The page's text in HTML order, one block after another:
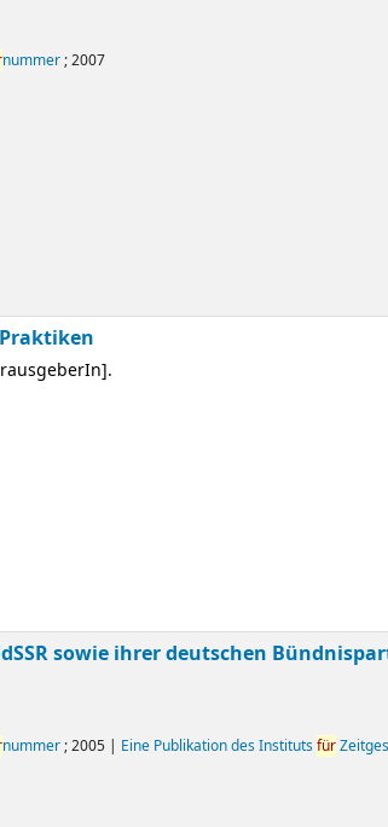
nummer; 2007
.
sowie ihrer deutschen
nummer; 2005 | Eine Publikation des Institutsfür